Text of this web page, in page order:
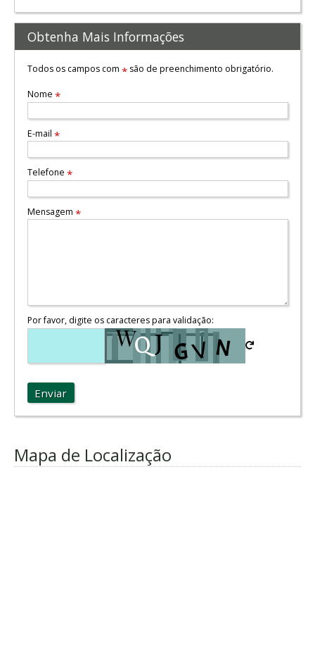
Obtenha Mais Informações
Todos os campos com *são de preenchimento obrigatório.
Nome *
E-mail *
Telefone *
Mensagem *
Por favor, digite os caracteres para validação:
Enviar
Mapa de Localização